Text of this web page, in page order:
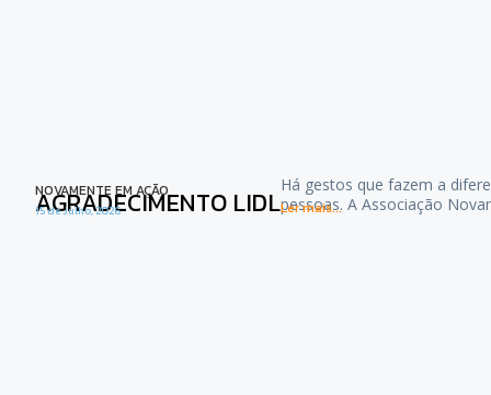
NOVAMENTE EM AÇÃO
AGRADECIMENTO LIDL
15 de Julho, 2026
Há gestos que fazem a
pessoas. A Associação
Ler mais...